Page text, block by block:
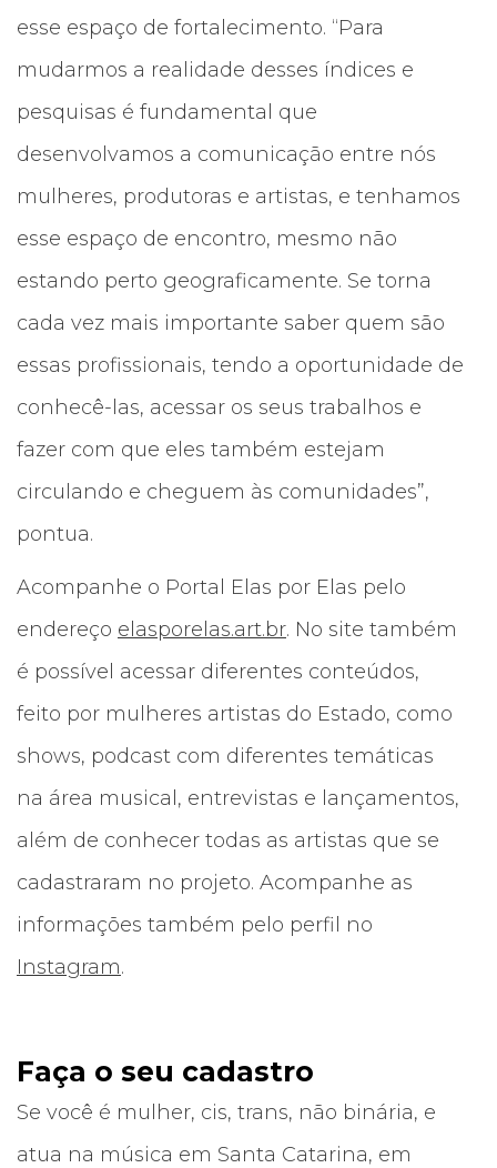
esse espaço de fortalecimento. “Para
mudarmos a realidade desses índices e
pesquisas é fundamental que
desenvolvamos a comunicação entre nós
mulheres, produtoras e artistas, e tenhamos
esse espaço de encontro, mesmo não
estando perto geograficamente. Se torna
cada vez mais importante saber quem são
essas profissionais, tendo a oportunidade de
conhecê-las, acessar os seus trabalhos e
fazer com que eles também estejam
circulando e cheguem às comunidades”,
pontua.
Acompanhe o Portal Elas por Elas pelo
endereço elasporelas.art.br. No site também
é possível acessar diferentes conteúdos,
feito por mulheres artistas do Estado, como
shows, podcast com diferentes temáticas
na área musical, entrevistas e lançamentos,
além de conhecer todas as artistas que se
cadastraram no projeto. Acompanhe as
informações também pelo perfil no
Instagram.
Faça o seu cadastro
Se você é mulher, cis, trans, não binária, e
atua na música em Santa Catarina, em